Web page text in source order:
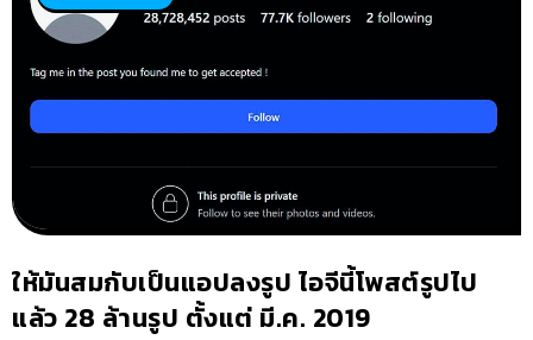
ให้มันสมกับเป็นแอปลงรูป ไอจีนี้โพสต์รูปไป
แล้ว 28 ล้านรูป ตั้งแต่ มี.ค. 2019